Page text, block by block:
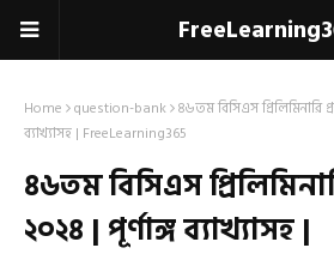
Home question-bank ৪৬তম বিসিএস প্রিলিমিনারি
ব্যাখ্যাসহ | FreeLearning365
৪৬তম বিসিএস
২০২৪ | পূর্ণাঙ্গ ব্যাখ্যাসহ |